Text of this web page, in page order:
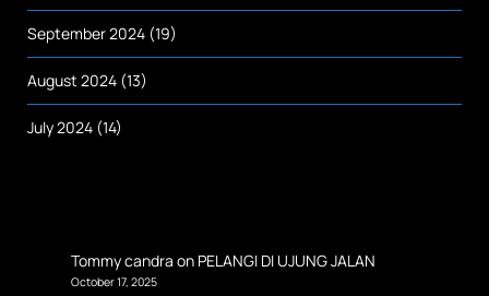
September 2024 (19)
August 2024 (13)
July 2024 (14)
Tommy candra on PELANGI DI UJUNG JALAN
October 17, 2025